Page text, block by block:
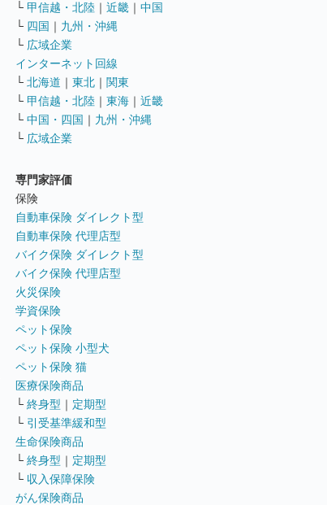
└ 甲信越・北陸 ｜ 近畿 ｜ 中国
└ 四国 ｜ 九州・沖縄
└ 広域企業
インターネット回線
└ 北海道 ｜ 東北 ｜ 関東
└ 甲信越・北陸 ｜ 東海 ｜ 近畿
└ 中国・四国 ｜ 九州・沖縄
└ 広域企業
専門家評価
保険
自動車保険 ダイレクト型
自動車保険 代理店型
バイク保険 ダイレクト型
バイク保険 代理店型
火災保険
学資保険
ペット保険
ペット保険 小型犬
ペット保険 猫
医療保険商品
└ 終身型 ｜ 定期型
└ 引受基準緩和型
生命保険商品
└ 終身型 ｜ 定期型
└ 収入保障保険
がん保険商品